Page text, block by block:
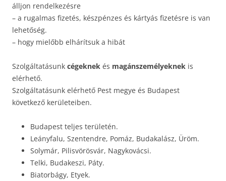
álljon rendelkezésre
– a rugalmas fizetés, készpénzes és kártyás fizetésre is van
lehetőség.
– hogy mielőbb elhárítsuk a hibát
Szolgáltatásunk cégeknek és magánszemélyeknek is
elérhető.
Szolgáltatásunk elérhető Pest megye és Budapest
következő kerületeiben.
Budapest teljes területén.
Leányfalu, Szentendre, Pomáz, Budakalász, Üröm.
Solymár, Pilisvörösvár, Nagykovácsi.
Telki, Budakeszi, Páty.
Biatorbágy, Etyek.